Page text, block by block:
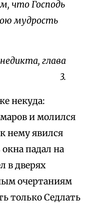
что Господь
мудрость
глава
3.
некуда:
и молился
нему явился
падал на
в дверях
очертаниям
только Седлать